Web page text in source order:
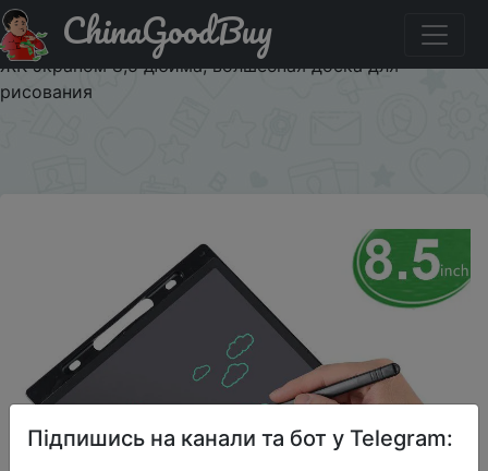
Паридбати з промокодом $1/$1 Детский планшет для
рисования KaKBeir, доска для рисования с граффити и
ЖК-экраном 8,5 дюйма, волшебная доска для
рисования
ChinaGoodBuy
Підпишись на канали та бот у Telegram: